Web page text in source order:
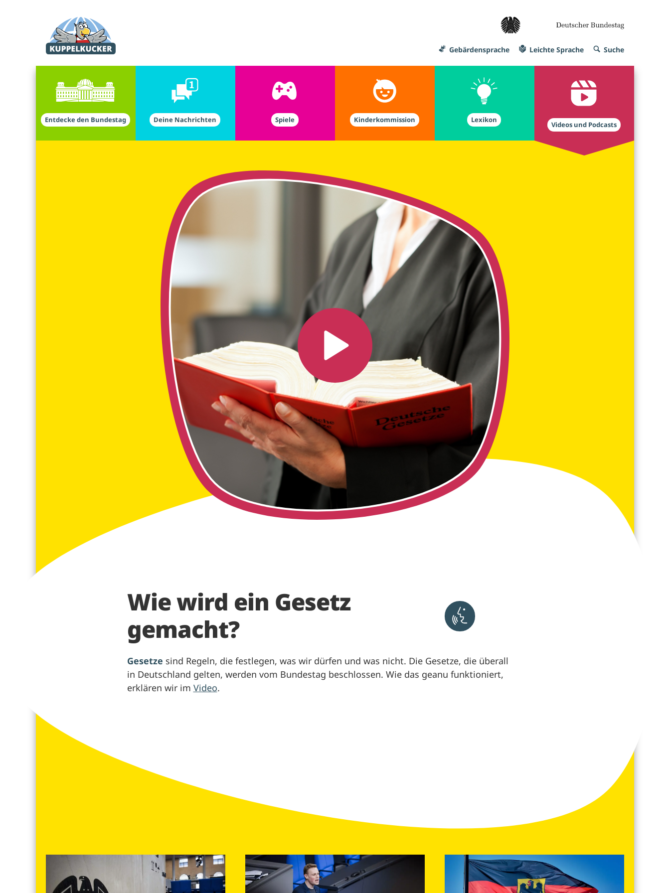
Gebärdensprache Leichte Sprache Suche
Entdecke den Bundestag Deine Nachrichten Spiele Kinderkommission Lexikon
Videos und Podcasts
Wie wird ein Gesetz
gemacht?
Aktivieren um Text vorlesen zu lassen
Gesetze sind Regeln, die festlegen, was wir dürfen und was nicht. Die Gesetze, die überall
in Deutschland gelten, werden vom Bundestag beschlossen. Wie das geanu funktioniert,
erklären wir im Video.